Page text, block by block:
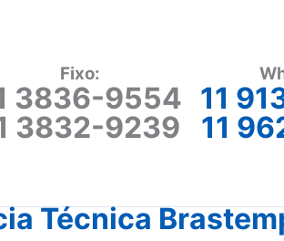
Fixo:
3836-9554
3832-9239
11
11
Técnica